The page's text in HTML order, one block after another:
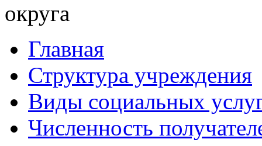
округа
Главная
Структура учреждения
Виды социальных
Численность